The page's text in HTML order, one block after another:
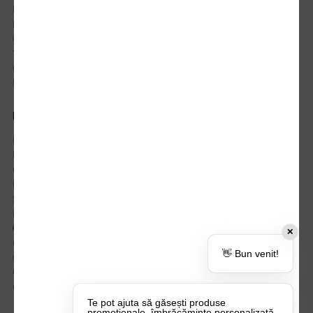
Istoric comenzi
Mostre si Conditii Retur Marfa
Cum comanzi
Termen de livrare
Costuri de livrare
Politica de returnare a produselor
UTILE
Despre Noi
Echipa Update Advertising
CSR si Implicare sociala
Branduri partenere
Suport dedicat si Intrebari frecvente
BLOG – Promo Tips&Tricks
Certificari si Sustenabilitate
Cariere la Update Advertising
CATALOAGE
Contactează-ne
✕
👋 Bun venit!
Te pot ajuta să găsești produse